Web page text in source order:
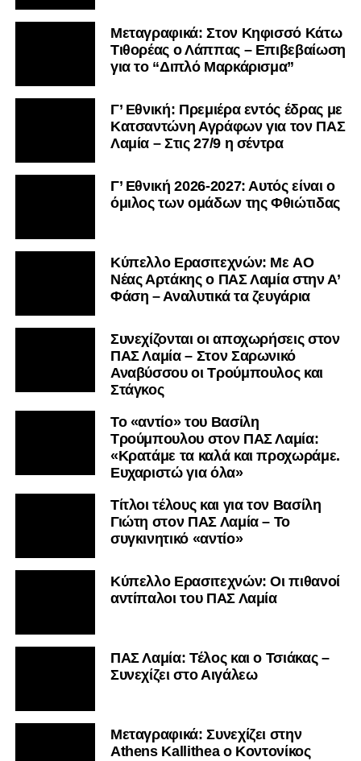
Μεταγραφικά: Στον Κηφισσό Κάτω
Τιθορέας ο Λάππας – Επιβεβαίωση
για το “Διπλό Μαρκάρισμα”
Γ’ Εθνική: Πρεμιέρα εντός έδρας με
Κατσαντώνη Αγράφων για τον ΠΑΣ
Λαμία – Στις 27/9 η σέντρα
Γ’ Εθνική 2026-2027: Αυτός είναι ο
όμιλος των ομάδων της Φθιώτιδας
Kύπελλο Ερασιτεχνών: Με AO
Nέας Αρτάκης ο ΠΑΣ Λαμία στην Α’
Φάση – Αναλυτικά τα ζευγάρια
Συνεχίζονται οι αποχωρήσεις στον
ΠΑΣ Λαμία – Στον Σαρωνικό
Αναβύσσου οι Τρούμπουλος και
Στάγκος
Το «αντίο» του Βασίλη
Τρούμπουλου στον ΠΑΣ Λαμία:
«Κρατάμε τα καλά και προχωράμε.
Ευχαριστώ για όλα»
Τίτλοι τέλους και για τον Βασίλη
Γιώτη στον ΠΑΣ Λαμία – Το
συγκινητικό «αντίο»
Κύπελλο Ερασιτεχνών: Οι πιθανοί
αντίπαλοι του ΠΑΣ Λαμία
ΠΑΣ Λαμία: Τέλος και ο Τσιάκας –
Συνεχίζει στο Αιγάλεω
Mεταγραφικά: Συνεχίζει στην
Athens Kallithea ο Κοντονίκος